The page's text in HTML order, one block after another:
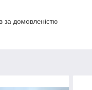
за домовленістю